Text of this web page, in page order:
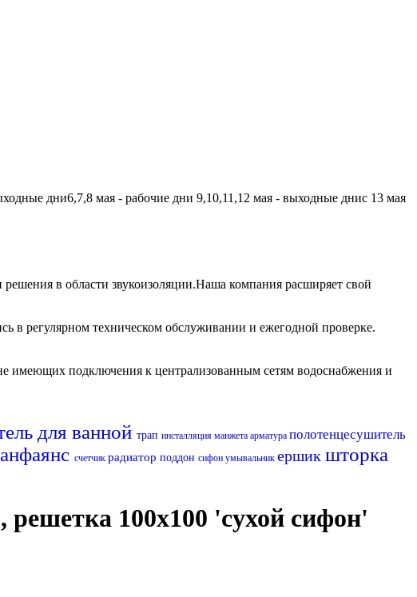
дни6,7,8 мая - рабочие дни 9,10,11,12 мая - выходные днис 13 мая
в области звукоизоляции.Наша компания расширяет свой
в регулярном техническом обслуживании и ежегодной проверке.
имеющих подключения к централизованным сетям водоснабжения и
для ванной трап инсталляция манжета арматура полотенцесушитель
счетчик радиатор поддон сифон умывальник ершик шторка
100х100 'сухой сифон'